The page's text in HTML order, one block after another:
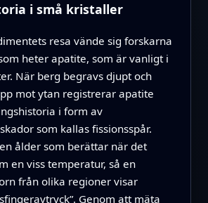
i små kristaller
resa vände sig forskarna
heter apatite, som är vanligt i
När berg begravs djupt och
mot ytan registrerar apatite
i form av
som kallas fissionsspår.
ålder som berättar när det
en viss temperatur, så en
från olika regioner visar
Genom att mäta